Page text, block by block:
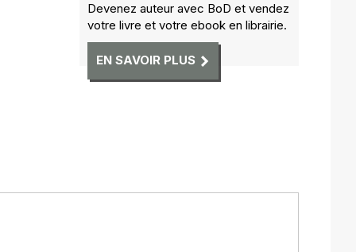
Devenez auteur avec BoD et vendez
votre livre et votre ebook en librairie.
EN SAVOIR PLUS